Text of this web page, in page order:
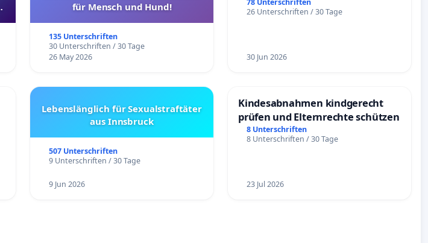
für Mensch und Hund!
135 Unterschriften
30 Unterschriften / 30 Tage
26 May 2026
26 Unterschriften / 30 Tage
30 Jun 2026
Lebenslänglich für Sexualstraftäter
aus Innsbruck
507 Unterschriften
9 Unterschriften / 30 Tage
9 Jun 2026
Kindesabnahmen kindgerecht
prüfen und Elternrechte schützen
8 Unterschriften
8 Unterschriften / 30 Tage
23 Jul 2026